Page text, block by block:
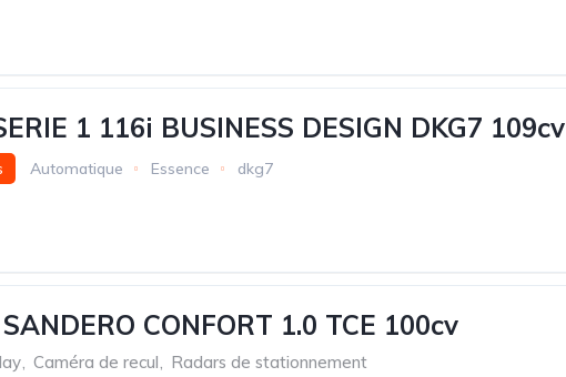
1 116i BUSINESS DESIGN DKG7 109cv
Automatique Essence dkg7
CONFORT 1.0 TCE 100cv
, Caméra de recul, Radars de stationnement